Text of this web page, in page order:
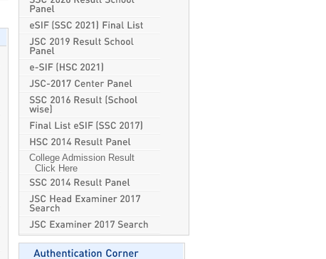
College Admission Result
Click Here